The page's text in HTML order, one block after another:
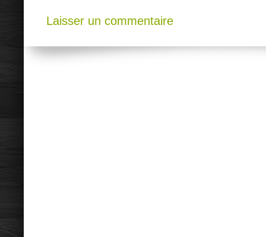
Laisser un commentaire